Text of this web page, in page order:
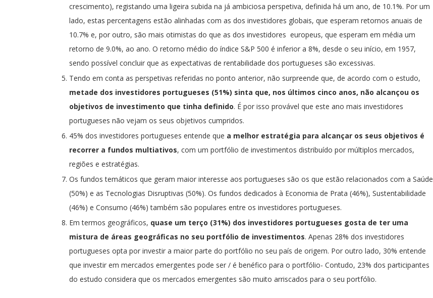
crescimento), registando uma ligeira subida na já ambiciosa perspetiva, definida há um ano, de 10.1%. Por um
lado, estas percentagens estão alinhadas com as dos investidores globais, que esperam retornos anuais de
10.7% e, por outro, são mais otimistas do que as dos investidores europeus, que esperam em média um
retorno de 9.0%, ao ano. O retorno médio do índice S&P 500 é inferior a 8%, desde o seu início, em 1957,
sendo possível concluir que as expectativas de rentabilidade dos portugueses são excessivas.
Tendo em conta as perspetivas referidas no ponto anterior, não surpreende que, de acordo com o estudo,
metade dos investidores portugueses (51%) sinta que, nos últimos cinco anos, não alcançou os
objetivos de investimento que tinha definido. É por isso provável que este ano mais investidores
portugueses não vejam os seus objetivos cumpridos.
45% dos investidores portugueses entende que a melhor estratégia para alcançar os seus objetivos é
recorrer a fundos multiativos, com um portfólio de investimentos distribuído por múltiplos mercados,
regiões e estratégias.
Os fundos temáticos que geram maior interesse aos portugueses são os que estão relacionados com a Saúde
(50%) e as Tecnologias Disruptivas (50%). Os fundos dedicados à Economia de Prata (46%), Sustentabilidade
(46%) e Consumo (46%) também são populares entre os investidores portugueses.
Em termos geográficos, quase um terço (31%) dos investidores portugueses gosta de ter uma
mistura de áreas geográficas no seu portfólio de investimentos. Apenas 28% dos investidores
portugueses opta por investir a maior parte do portfólio no seu país de origem. Por outro lado, 30% entende
que investir em mercados emergentes pode ser / é benéfico para o portfólio- Contudo, 23% dos participantes
do estudo considera que os mercados emergentes são muito arriscados para o seu portfólio.